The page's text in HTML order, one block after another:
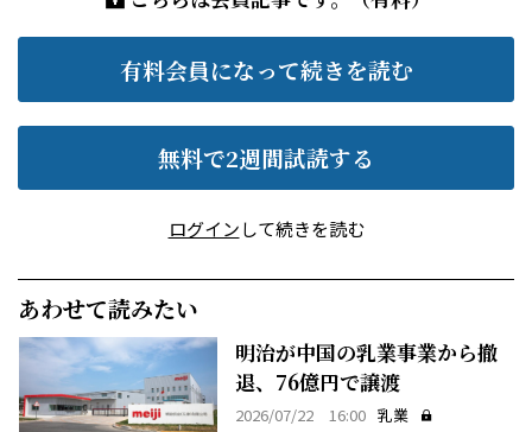
有料会員になって続きを読む
無料で2週間試読する
ログインして続きを読む
あわせて読みたい
明治が中国の乳業事業から撤
退、76億円で譲渡
2026/07/22 16:00 乳業